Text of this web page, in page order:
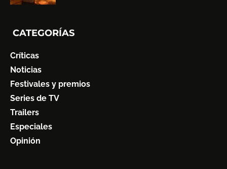
CATEGORÍAS
Críticas
Noticias
Festivales y premios
Series de TV
Trailers
Especiales
Opinión